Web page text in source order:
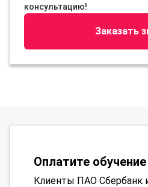
консультацию!
Заказать
Оплатите
Клиенты ПАО Сбербанк